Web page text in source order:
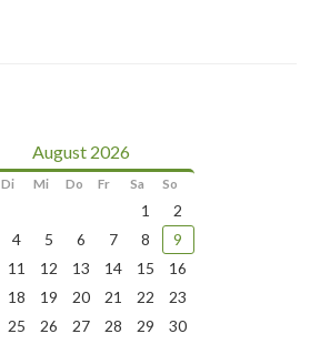
August 2026
Di Mi Do Fr Sa So
1
2
4 5 6 7 8
9
11 12 13 14 15
16
18 19 20 21 22
23
25 26 27 28 29
30